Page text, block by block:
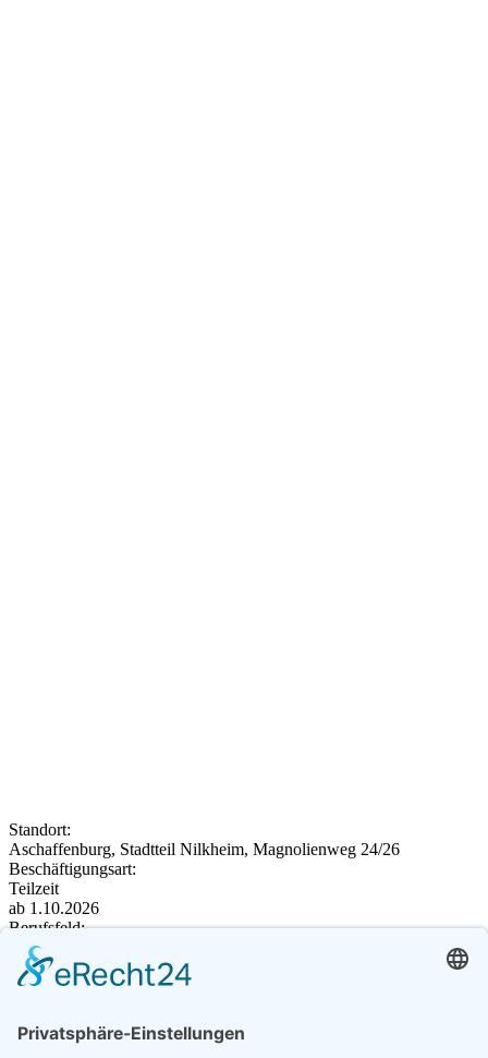
Standort:
Aschaffenburg, Stadtteil Nilkheim, Magnolienweg 24/26
Beschäftigungsart:
Teilzeit
ab 1.10.2026
Berufsfeld:
Sozialdienst